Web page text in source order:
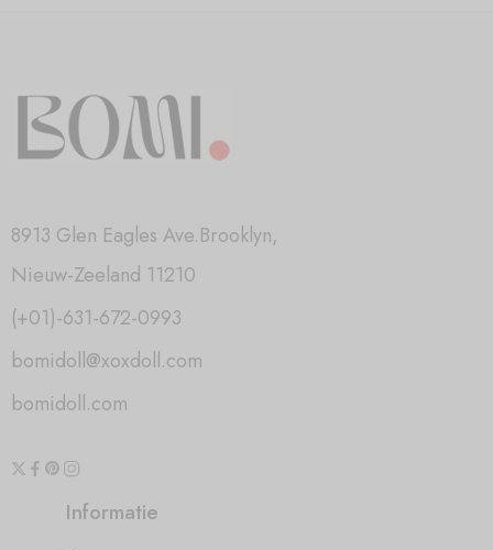
8913 Glen Eagles Ave.Brooklyn,
Nieuw-Zeeland 11210
(+01)-631-672-0993
bomidoll@xoxdoll.com
bomidoll.com
Informatie